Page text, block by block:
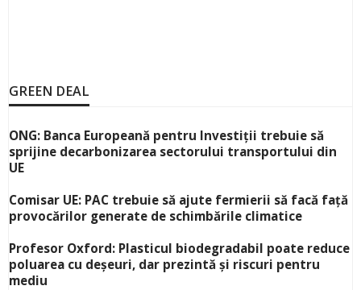
GREEN DEAL
ONG: Banca Europeană pentru Investiții trebuie să
sprijine decarbonizarea sectorului transportului din
UE
Comisar UE: PAC trebuie să ajute fermierii să facă față
provocărilor generate de schimbările climatice
Profesor Oxford: Plasticul biodegradabil poate reduce
poluarea cu deșeuri, dar prezintă și riscuri pentru
mediu